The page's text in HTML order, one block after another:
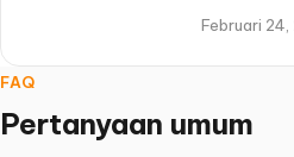
Februari
FAQ
Pertanyaan umum